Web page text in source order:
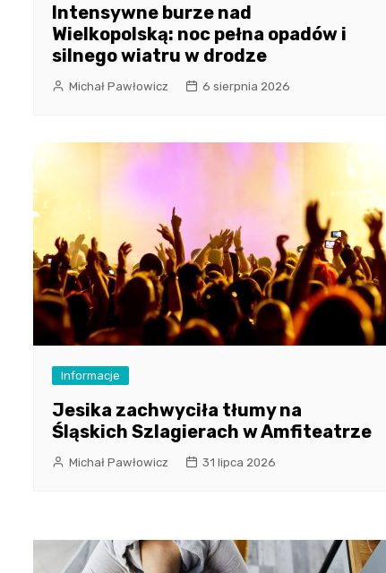
Intensywne burze nad
Wielkopolską: noc pełna opadów i
silnego wiatru w drodze
Michał Pawłowicz 6 sierpnia 2026
Informacje
Jesika zachwyciła tłumy na
Śląskich Szlagierach w Amfiteatrze
Michał Pawłowicz 31 lipca 2026